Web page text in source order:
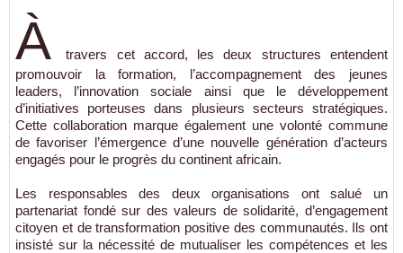
À
travers cet accord, les deux structures entendent
promouvoir la formation, l’accompagnement des jeunes
leaders, l’innovation sociale ainsi que le développement
d’initiatives porteuses dans plusieurs secteurs stratégiques.
Cette collaboration marque également une volonté commune
de favoriser l’émergence d’une nouvelle génération d’acteurs
engagés pour le progrès du continent africain.
Les responsables des deux organisations ont salué un
partenariat fondé sur des valeurs de solidarité, d’engagement
citoyen et de transformation positive des communautés. Ils ont
insisté sur la nécessité de mutualiser les compétences et les